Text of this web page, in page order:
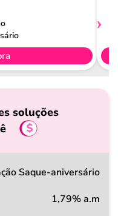
soluções
Saque-aniversário
1,79% a.m